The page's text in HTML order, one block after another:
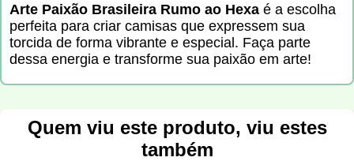
Arte Paixão Brasileira Rumo ao Hexa é a escolha
perfeita para criar camisas que expressem sua
torcida de forma vibrante e especial. Faça parte
dessa energia e transforme sua paixão em arte!
Quem viu este produto, viu estes
também